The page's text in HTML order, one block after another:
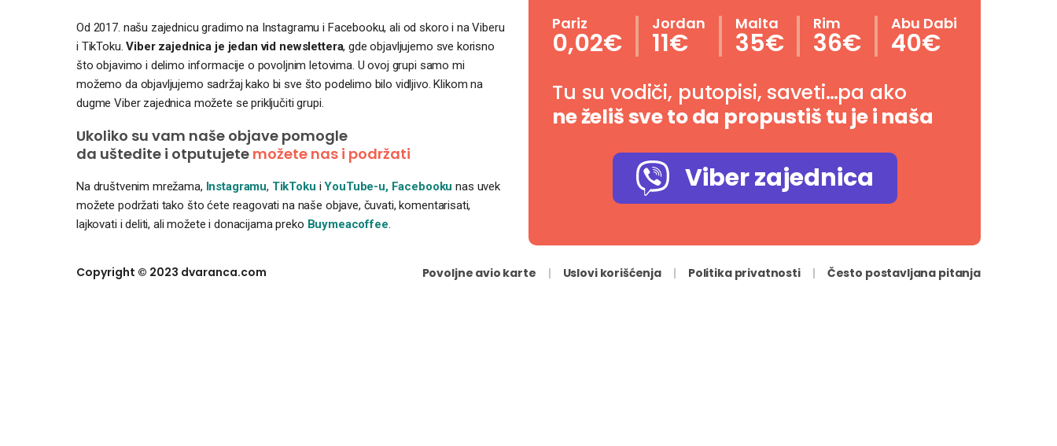
Od 2017. našu zajednicu gradimo na Instagramu i Facebooku, ali od skoro i na Viberu
i TikToku.Viber zajednica je jedan vid newslettera, gde objavljujemo sve korisno
što objavimo i delimo informacije o povoljnim letovima. U ovoj grupi samo mi
možemo da objavljujemo sadržaj kako bi sve što podelimo bilo vidljivo. Klikom na
dugme Viber zajednica možete se priključiti grupi.
Ukoliko su vam naše objave pomogle
da uštedite i otputujete možete nas i podržati
Na društvenim mrežama, Instagramu, TikToku iYouTube-u, Facebookunas uvek
možete podržati tako što ćete reagovati na naše objave, čuvati, komentarisati,
lajkovati i deliti, ali možete i donacijama preko Buymeacoffee.
Pariz
0,02€
Jordan
11€
Malta
35€
Rim
36€
Abu Dabi
40€
Tu su vodiči, putopisi, saveti…pa ako
ne želiš sve to da propustiš tu je i naša
Viber zajednica
Copyright © 2023 dvaranca.com Povoljne avio karte Uslovi korišćenja Politika privatnosti Često postavljana pitanja